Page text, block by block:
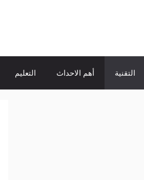
التقنية أهم الاحداث التعليم